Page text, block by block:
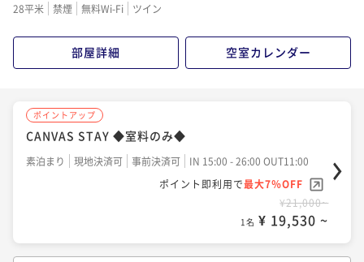
ポイント即利用で
1名 ¥ 25,110 ~
28平米 禁煙 無料Wi-Fi ツイン
部屋詳細 空室カレンダー
ポイントアップ
CANVAS STAY ◆室料のみ◆
素泊まり 現地決済可 事前決済可
IN 15:00 - 26:00 OUT11:00
ポイント即利用で最大7％OFF
¥21,000~
1名 ¥ 19,530 ~